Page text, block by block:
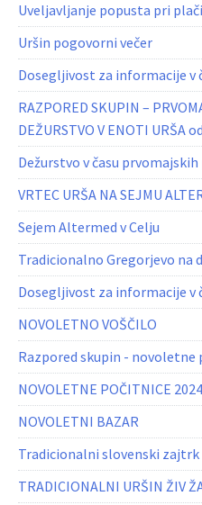
Uveljavljanje popusta pri
Uršin pogovorni večer
Dosegljivost za informacije v
RAZPORED SKUPIN –
DEŽURSTVO V ENOTI URŠA
Dežurstvo v času
VRTEC URŠA NA SEJMU
Sejem Altermed v Celju
Tradicionalno Gregorjevo na
Dosegljivost za informacije
NOVOLETNO VOŠČILO
Razpored skupin - novoletne
NOVOLETNE POČITNICE 2024
NOVOLETNI BAZAR
Tradicionalni slovenski zajtrk
TRADICIONALNI URŠIN ŽIV